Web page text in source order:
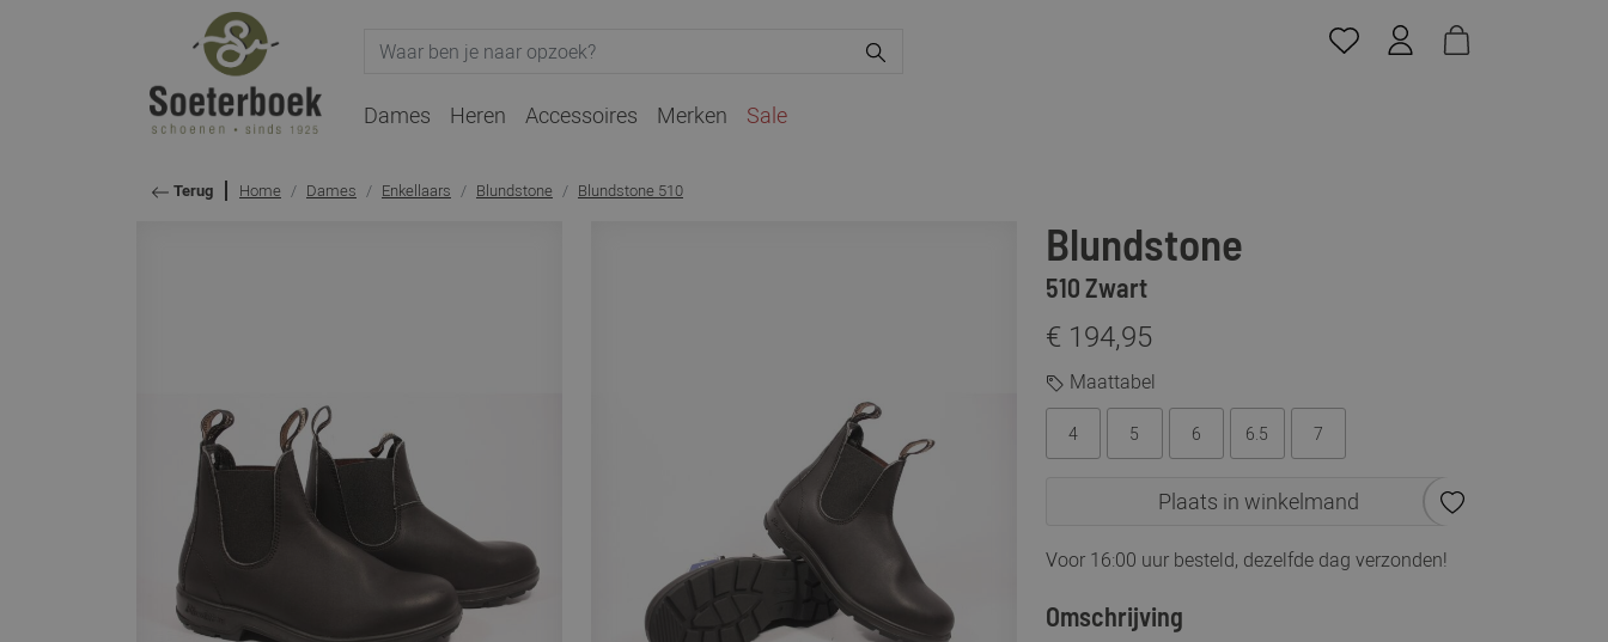
Dames Heren Accessoires Merken Sale
Terug Home Dames Enkellaars Blundstone Blundstone 510
Blundstone
510 Zwart
€ 194,95
Maattabel
4 5 6 6.5 7
Plaats in winkelmand
Voor 16:00 uur besteld, dezelfde dag verzonden!
Omschrijving